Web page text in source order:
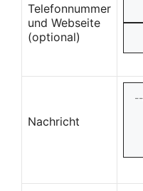
Telefonnummer
und Webseite
(optional)
Nachricht